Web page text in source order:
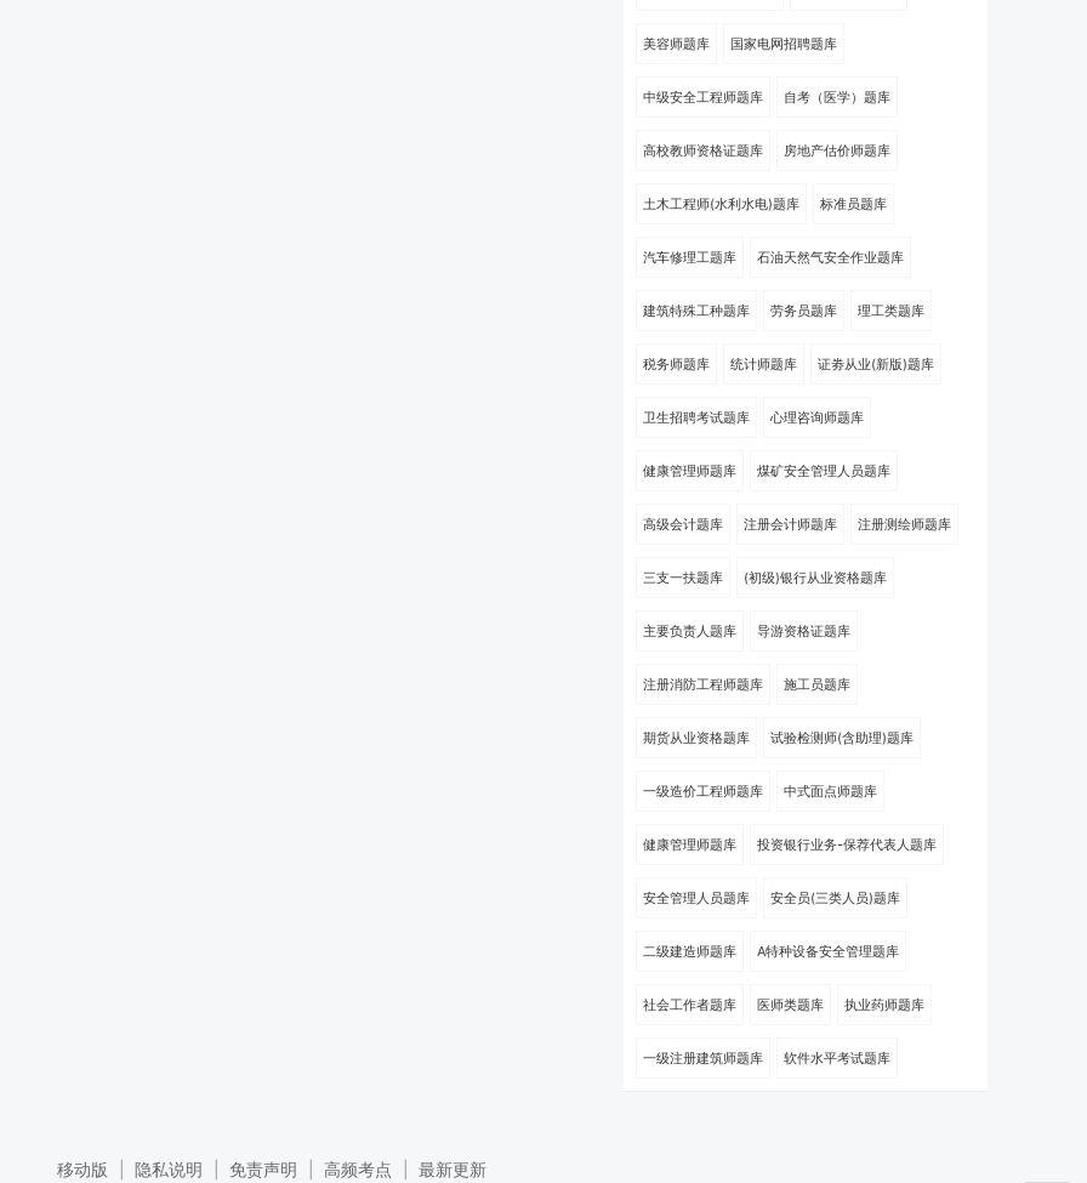
美容师题库 国家电网招聘题库
中级安全工程师题库 自考（医学）题库
高校教师资格证题库 房地产估价师题库
土木工程师(水利水电)题库 标准员题库
汽车修理工题库 石油天然气安全作业题库
建筑特殊工种题库 劳务员题库 理工类题库
税务师题库 统计师题库 证劵从业(新版)题库
卫生招聘考试题库 心理咨询师题库
健康管理师题库 煤矿安全管理人员题库
高级会计题库 注册会计师题库 注册测绘师题库
三支一扶题库 (初级)银行从业资格题库
主要负责人题库 导游资格证题库
注册消防工程师题库 施工员题库
期货从业资格题库 试验检测师(含助理)题库
一级造价工程师题库 中式面点师题库
健康管理师题库 投资银行业务-保荐代表人题库
安全管理人员题库 安全员(三类人员)题库
二级建造师题库 A特种设备安全管理题库
社会工作者题库 医师类题库 执业药师题库
一级注册建筑师题库 软件水平考试题库
移动版 隐私说明 免责声明 高频考点 最新更新